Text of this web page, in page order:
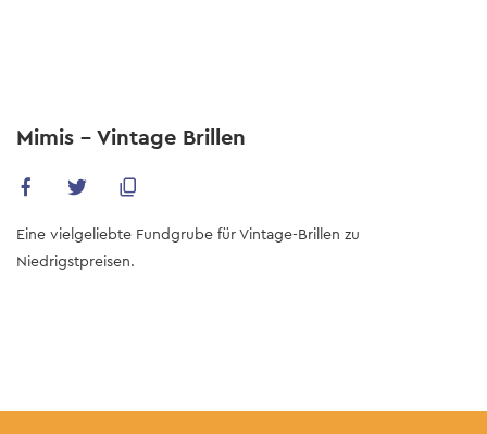
content
Mimis - Vintage Brillen
Eine vielgeliebte Fundgrube für Vintage-Brillen zu
Niedrigstpreisen.